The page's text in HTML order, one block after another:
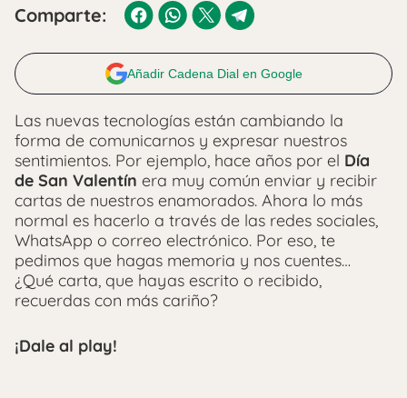
Comparte:
Añadir Cadena Dial en Google
Las nuevas tecnologías están cambiando la
forma de comunicarnos y expresar nuestros
sentimientos. Por ejemplo, hace años por el Día
de San Valentín era muy común enviar y recibir
cartas de nuestros enamorados. Ahora lo más
normal es hacerlo a través de las redes sociales,
WhatsApp o correo electrónico. Por eso, te
pedimos que hagas memoria y nos cuentes…
¿Qué carta, que hayas escrito o recibido,
recuerdas con más cariño?
¡Dale al play!